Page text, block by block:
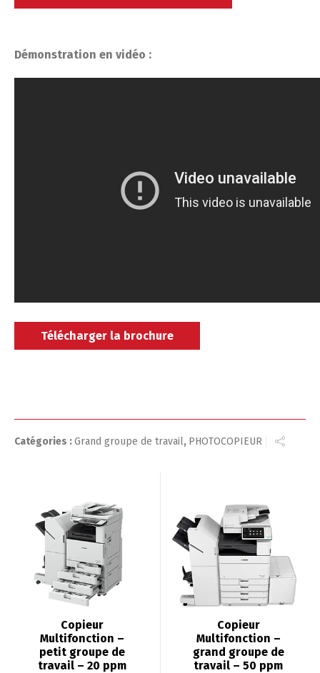
Démonstration en vidéo :
Télécharger la brochure
Catégories :Grand groupe de travail, PHOTOCOPIEUR
Copieur
Multifonction –
petit groupe de
travail – 20 ppm
Copieur
Multifonction –
grand groupe de
travail – 50 ppm